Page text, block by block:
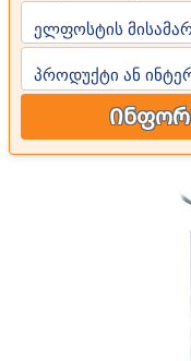
ელფოსტის
პროდუქტი ან